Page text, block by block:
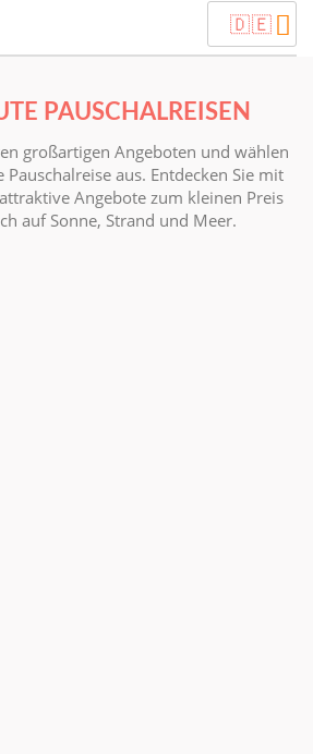
🇩🇪
PAUSCHALREISEN
großartigen Angeboten und wählen
Pauschalreise aus. Entdecken Sie mit
Angebote zum kleinen Preis
auf Sonne, Strand und Meer.